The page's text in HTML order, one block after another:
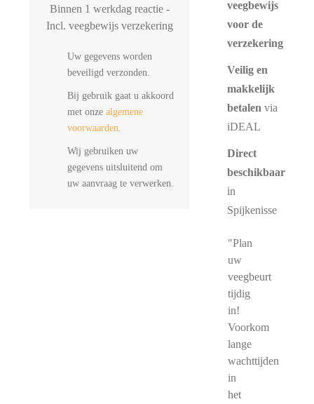
Binnen 1 werkdag reactie -
Incl. veegbewijs verzekering
Uw gegevens worden
beveiligd verzonden.
Bij gebruik gaat u akkoord
met onze algemene
voorwaarden.
Wij gebruiken uw
gegevens uitsluitend om
uw aanvraag te verwerken.
veegbewijs
voor de
verzekering
Veilig en
makkelijk
betalen via
iDEAL
Direct
beschikbaar
in
Spijkenisse
"Plan
uw
veegbeurt
tijdig
in!
Voorkom
lange
wachttijden
in
het